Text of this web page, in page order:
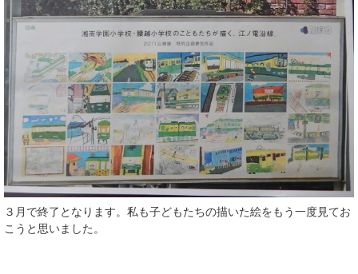
３月で終了となります。私も子どもたちの描いた絵をもう一度見てお
こうと思いました。